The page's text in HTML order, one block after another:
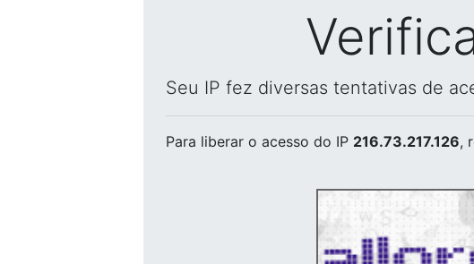
Seu IP fez diversas tentativas de
Para liberar o acesso do IP 216.73.217.126,